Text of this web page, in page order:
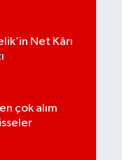
Net Kârı
çok alım